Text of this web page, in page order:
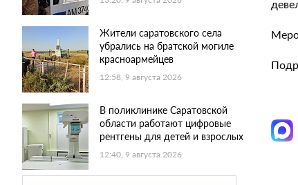
Жители саратовского села
убрались на братской могиле
красноармейцев
12:58, 9 августа 2026
В поликлинике Саратовской
области работают цифровые
рентгены для детей и взрослых
12:40, 9 августа 2026